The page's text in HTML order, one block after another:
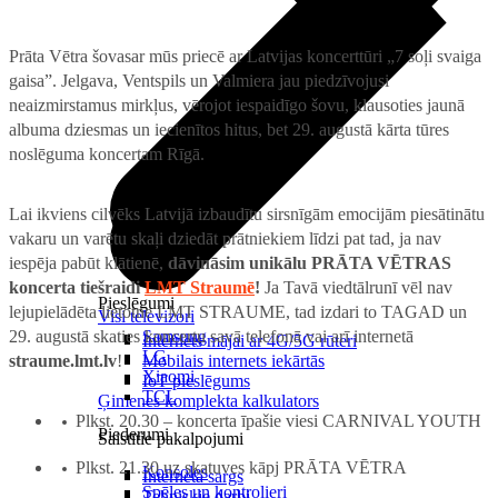
Pieslēgumi
Internets mājai ar 4G/5G rūteri
Mobilais internets iekārtās
IoT pieslēgums
Ģimenes komplekta kalkulators
Saistītie pakalpojumi
Interneta sargs
Visi televizori
Samsung
LG
Xiaomi
TCL
Piederumi
Konsoles
Spēles un kontrolieri
Prāta Vētra šovasar mūs priecē ar Latvijas koncerttūri „7 soļi svaiga
gaisa”. Jelgava, Ventspils un Valmiera jau piedzīvojusi
neaizmirstamus mirkļus, vērojot iespaidīgo šovu, klausoties jaunā
albuma dziesmas un iecienītos hitus, bet 29. augustā kārta tūres
noslēguma koncertam Rīgā.
Lai ikviens cilvēks Latvijā izbaudītu sirsnīgām emocijām piesātinātu
vakaru un varētu skaļi dziedāt prātniekiem līdzi pat tad, ja nav
iespēja pabūt klātienē, dāvināsim unikālu PRĀTA VĒTRAS
koncerta tiešraidiLMT Straumē! Ja Tavā viedtālrunī vēl nav
lejupielādēta lietotne LMT STRAUME, tad izdari to TAGAD un
29. augustā skaties koncertu savā telefonā vai arī internetā
straume.lmt.lv!
Plkst. 20.30 – koncerta īpašie viesi CARNIVAL YOUTH
Plkst. 21.30 uz skatuves kāpj PRĀTA VĒTRA